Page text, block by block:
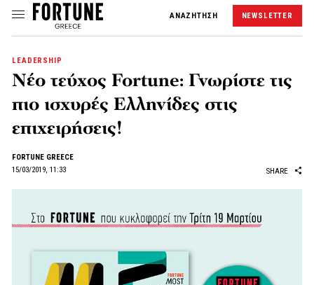
ΑΝΑΖΗΤΗΣΗ NEWSLETTER
LEADERSHIP
Nέο τεύχος Fortune: Γνωρίστε τις
πιο ισχυρές Ελληνίδες στις
επιχειρήσεις!
FORTUNE GREECE
15/03/2019, 11:33
SHARE